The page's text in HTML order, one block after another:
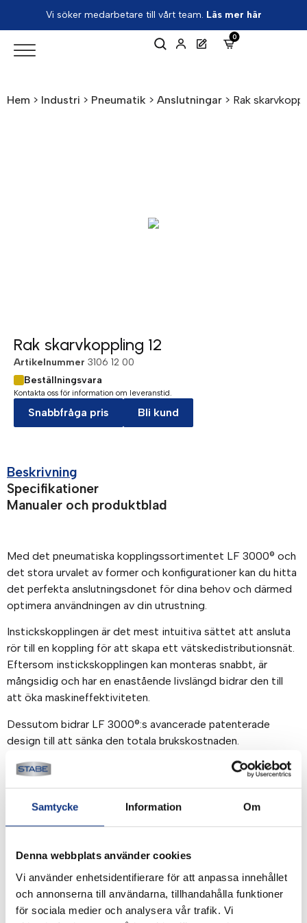
Samtycke Information Om
Denna webbplats använder cookies
Vi använder enhetsidentifierare för att anpassa innehållet
och annonserna till användarna, tillhandahålla funktioner
för sociala medier och analysera vår trafik. Vi
Vi söker medarbetare till vårt team. Läs mer här
0
Hem > Industri > Pneumatik > Anslutningar > Rak
Rak skarvkoppling 12
Artikelnummer 3106 12 00
Beställningsvara
Kontakta oss för information om leveranstid.
Snabbfråga pris Bli kund
Beskrivning
Specifikationer
Manualer och produktblad
Med det pneumatiska kopplingssortimentet LF 3000® och
det stora urvalet av former och konfigurationer kan du hitta
det perfekta anslutningsdonet för dina behov och därmed
optimera användningen av din utrustning.
Instickskopplingen är det mest intuitiva sättet att ansluta
rör till en koppling för att skapa ett vätskedistributionsnät.
Eftersom instickskopplingen kan monteras snabbt, är
mångsidig och har en enastående livslängd bidrar den till
att öka maskineffektiviteten.
Dessutom bidrar LF 3000®:s avancerade patenterade
design till att sänka den totala brukskostnaden.
Egenskaper/fördelar:
• Perfekt för vakuum- och trycktillämpningar
• Testad livslängd enligt kraven i direktiv 2006/42/EG
• Material med hög beständighet
• Produktens och utrustningens hållbarhet